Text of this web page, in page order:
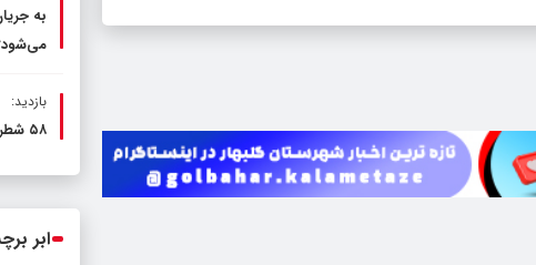
به
بازدید:
۵۸ شطرنج‌ باز از ۱۷ استان در حال رقابت در گلمکان
ابر